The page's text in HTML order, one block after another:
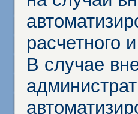
расчетного
В случае